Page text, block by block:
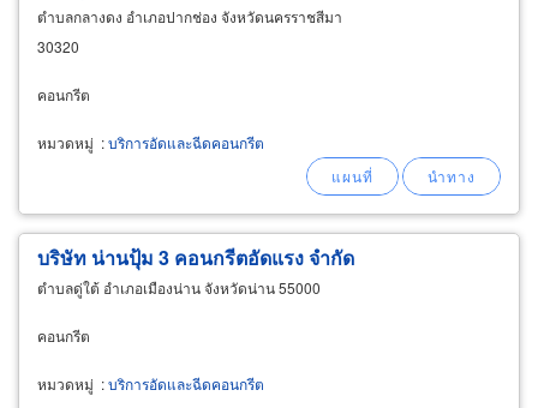
ตำบลกลางดง อำเภอปากช่อง จังหวัดนครราชสีมา
30320
คอนกรีต
หมวดหมู่ :บริการอัดและฉีดคอนกรีต
บริษัท น่านปุ้ม 3 คอนกรีตอัดแรง จำกัด
ตำบลดู่ใต้ อำเภอเมืองน่าน จังหวัดน่าน 55000
คอนกรีต
หมวดหมู่ :บริการอัดและฉีดคอนกรีต